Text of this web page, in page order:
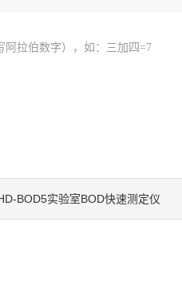
阿拉伯数字），如：三加四=7
BOD5实验室BOD快速测定仪